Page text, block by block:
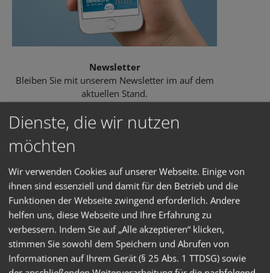
Newsletter
Bleiben Sie mit unserem Newsletter im auf dem
aktuellen Stand.
Dienste, die wir nutzen
möchten
Wir verwenden Cookies auf unserer Webseite. Einige von
ihnen sind essenziell und damit für den Betrieb und die
Funktionen der Webseite zwingend erforderlich. Andere
helfen uns, diese Webseite und Ihre Erfahrung zu
verbessern. Indem Sie auf „Alle akzeptieren“ klicken,
stimmen Sie sowohl dem Speichern und Abrufen von
Informationen auf Ihrem Gerät (§ 25 Abs. 1 TTDSG) sowie